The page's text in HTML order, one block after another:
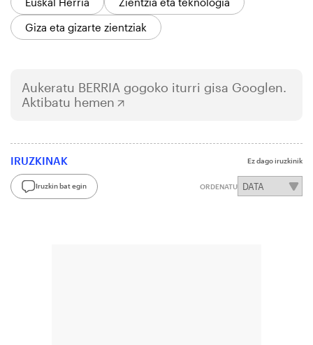
Giza eta gizarte zientziak
Aukeratu BERRIA gogoko iturri gisa Googlen.
Aktibatu hemen
IRUZKINAK Ez dago iruzkinik
Iruzkin bat egin ORDENATU